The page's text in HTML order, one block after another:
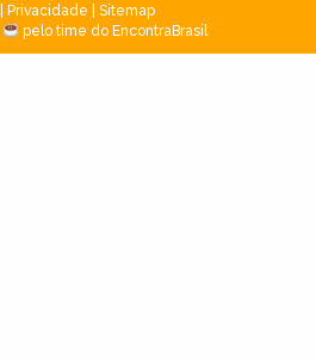
Privacidade
Sitemap
pelo time do EncontraBrasil